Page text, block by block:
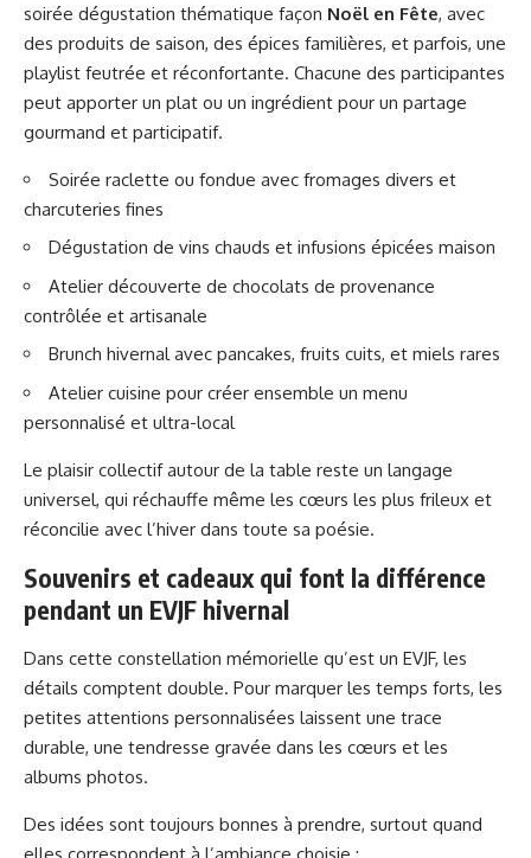
soirée dégustation thématique façon Noël en Fête, avec
des produits de saison, des épices familières, et parfois, une
playlist feutrée et réconfortante. Chacune des participantes
peut apporter un plat ou un ingrédient pour un partage
gourmand et participatif.
Soirée raclette ou fondue avec fromages divers et
charcuteries fines
Dégustation de vins chauds et infusions épicées maison
Atelier découverte de chocolats de provenance
contrôlée et artisanale
Brunch hivernal avec pancakes, fruits cuits, et miels rares
Atelier cuisine pour créer ensemble un menu
personnalisé et ultra-local
Le plaisir collectif autour de la table reste un langage
universel, qui réchauffe même les cœurs les plus frileux et
réconcilie avec l’hiver dans toute sa poésie.
Souvenirs et cadeaux qui font la différence
pendant un EVJF hivernal
Dans cette constellation mémorielle qu’est un EVJF, les
détails comptent double. Pour marquer les temps forts, les
petites attentions personnalisées laissent une trace
durable, une tendresse gravée dans les cœurs et les
albums photos.
Des idées sont toujours bonnes à prendre, surtout quand
elles correspondent à l’ambiance choisie :